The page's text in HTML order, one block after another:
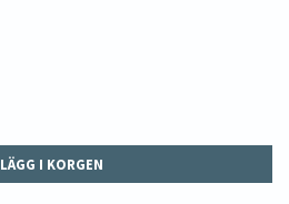
LÄGG I KORGEN